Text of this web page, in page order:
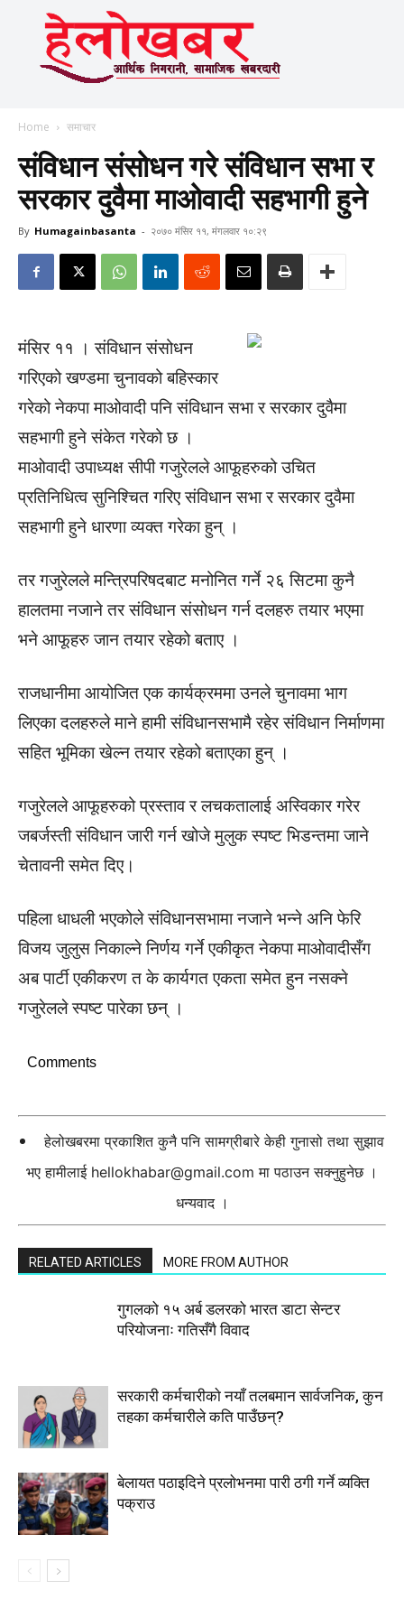
Home समाचार
संविधान संसोधन गरे संविधान सभा र
सरकार दुवैमा माओवादी सहभागी हुने
By Humagainbasanta - २०७० मंसिर ११, मंगलवार १०:२९
मंसिर ११ । संविधान संसोधन
गरिएको खण्डमा चुनावको बहिस्कार
गरेको नेकपा माओवादी पनि संविधान सभा र सरकार दुवैमा
सहभागी हुने संकेत गरेको छ ।
माओवादी उपाध्यक्ष सीपी गजुरेलले आफूहरुको उचित
प्रतिनिधित्व सुनिश्चित गरिए संविधान सभा र सरकार दुवैमा
सहभागी हुने धारणा व्यक्त गरेका हुन् ।
तर गजुरेलले मन्त्रिपरिषदबाट मनोनित गर्ने २६ सिटमा कुनै
हालतमा नजाने तर संविधान संसोधन गर्न दलहरु तयार भएमा
भने आफूहरु जान तयार रहेको बताए ।
राजधानीमा आयोजित एक कार्यक्रममा उनले चुनावमा भाग
लिएका दलहरुले माने हामी संविधानसभामै रहेर संविधान निर्माणमा
सहित भूमिका खेल्न तयार रहेको बताएका हुन् ।
गजुरेलले आफूहरुको प्रस्ताव र लचकतालाई अस्विकार गरेर
जबर्जस्ती संविधान जारी गर्न खोजे मुलुक स्पष्ट भिडन्तमा जाने
चेतावनी समेत दिए।
पहिला धाधली भएकोले संविधानसभामा नजाने भन्ने अनि फेरि
विजय जुलुस निकाल्ने निर्णय गर्ने एकीकृत नेकपा माओवादीसँग
अब पार्टी एकीकरण त के कार्यगत एकता समेत हुन नसक्ने
गजुरेलले स्पष्ट पारेका छन् ।
Comments
हेलोखबरमा प्रकाशित कुनै पनि सामग्रीबारे केही गुनासो तथा सुझाव
भए हामीलाई hellokhabar@gmail.com मा पठाउन सक्नुहुनेछ ।
धन्यवाद ।
RELATED ARTICLES MORE FROM AUTHOR
गुगलको १५ अर्ब डलरको भारत डाटा सेन्टर
परियोजनाः गतिसँगै विवाद
सरकारी कर्मचारीकाे नयाँ तलबमान सार्वजनिक, कुन
तहका कर्मचारीले कति पाउँछन्?
बेलायत पठाइदिने प्रलाेभनमा पारी ठगी गर्ने व्यक्ति
पक्राउ